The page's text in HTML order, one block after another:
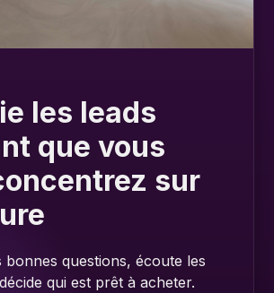
les leads
que vous
sur
bonnes questions, écoute les
qui est prêt à acheter.